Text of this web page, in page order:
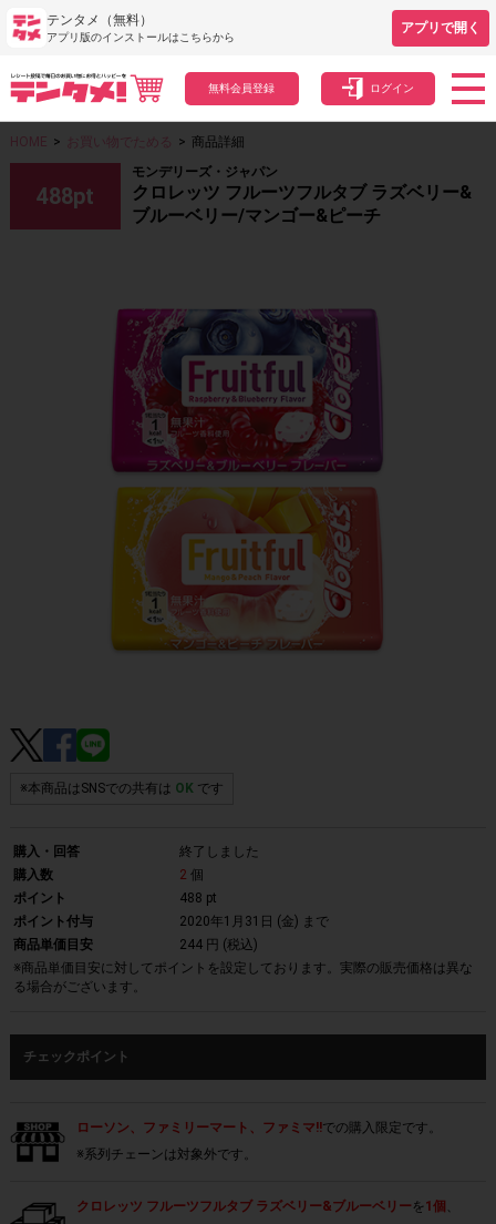
テンタメ（無料）
アプリ版のインストールはこちらから
アプリで開く
無料会員登録 ログイン
HOME > お買い物でためる > 商品詳細
488pt
モンデリーズ・ジャパン
クロレッツ フルーツフルタブ ラズベリー&
ブルーベリー/マンゴー&ピーチ
※本商品はSNSでの共有は OKです
購入・回答
終了しました
購入数
2 個
ポイント
488 pt
ポイント付与
2020年1月31日 (金) まで
商品単価目安
244 円 (税込)
※商品単価目安に対してポイントを設定しております。実際の販売価格は異な
る場合がございます。
チェックポイント
ローソン、ファミリーマート、ファミマ!!での購入限定です。
※系列チェーンは対象外です。
クロレッツ フルーツフルタブ ラズベリー&ブルーベリー を 1個